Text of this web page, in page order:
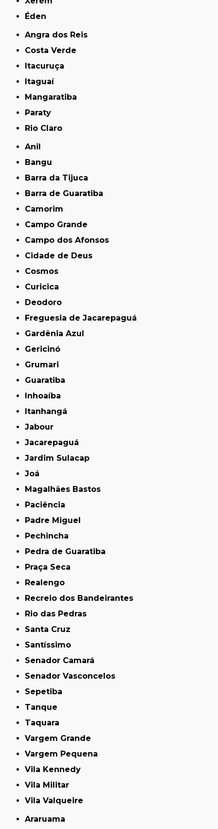
Éden
Angra dos Reis
Costa Verde
Itacuruça
Itaguaí
Mangaratiba
Paraty
Rio Claro
Anil
Bangu
Barra da Tijuca
Barra de Guaratiba
Camorim
Campo Grande
Campo dos Afonsos
Cidade de Deus
Cosmos
Curicica
Deodoro
Freguesia de Jacarepaguá
Gardênia Azul
Gericinó
Grumari
Guaratiba
Inhoaíba
Itanhangá
Jabour
Jacarepaguá
Jardim Sulacap
Joá
Magalhães Bastos
Paciência
Padre Miguel
Pechincha
Pedra de Guaratiba
Praça Seca
Realengo
Recreio dos Bandeirantes
Rio das Pedras
Santa Cruz
Santíssimo
Senador Camará
Senador Vasconcelos
Sepetiba
Tanque
Taquara
Vargem Grande
Vargem Pequena
Vila Kennedy
Vila Militar
Vila Valqueire
Araruama